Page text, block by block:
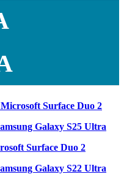
Surface Duo 2
Galaxy S25 Ultra
Surface Duo 2
Galaxy S22 Ultra